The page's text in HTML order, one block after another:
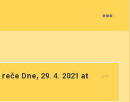
reče Dne, 29. 4. 2021 at